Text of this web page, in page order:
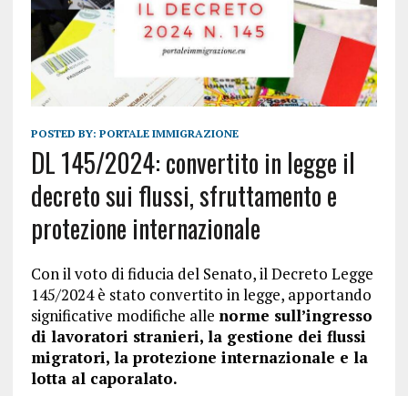
POSTED BY: PORTALE IMMIGRAZIONE
DL 145/2024: convertito in legge il
decreto sui flussi, sfruttamento e
protezione internazionale
Con il voto di fiducia del Senato, il Decreto Legge
145/2024 è stato convertito in legge, apportando
significative modifiche alle norme sull’ingresso
di lavoratori stranieri, la gestione dei flussi
migratori, la protezione internazionale e la
lotta al caporalato.